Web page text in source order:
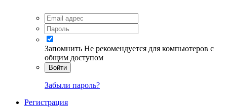
Запомнить Не рекомендуется для компьютеров с
общим доступом
Войти
Забыли пароль?
Регистрация